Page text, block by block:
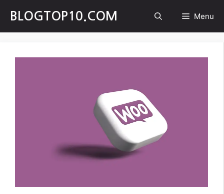
content
BLOGTOP10.COM Menu